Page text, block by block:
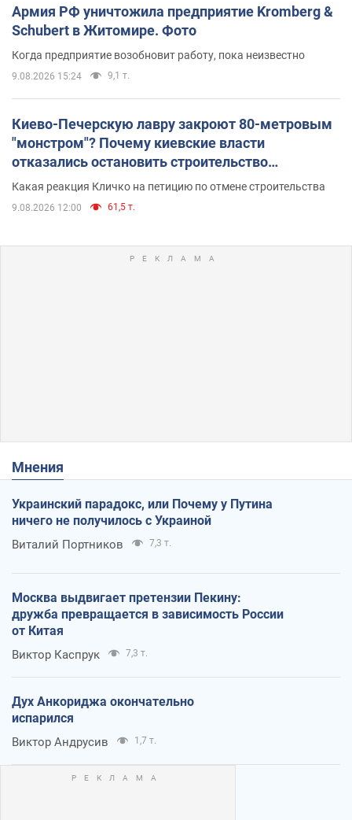
Армия РФ уничтожила предприятие Kromberg &
Schubert в Житомире. Фото
Когда предприятие возобновит работу, пока неизвестно
9.08.2026 15:24 9,1 т.
Киево-Печерскую лавру закроют 80-метровым
"монстром"? Почему киевские власти
отказались остановить строительство
небоскреба "московского верующего"
Какая реакция Кличко на петицию по отмене строительства
9.08.2026 12:00 61,5 т.
Мнения
Украинский парадокс, или Почему у Путина
ничего не получилось с Украиной
Виталий Портников 7,3 т.
Москва выдвигает претензии Пекину:
дружба превращается в зависимость России
от Китая
Виктор Каспрук 7,3 т.
Дух Анкориджа окончательно
испарился
Виктор Андрусив 1,7 т.